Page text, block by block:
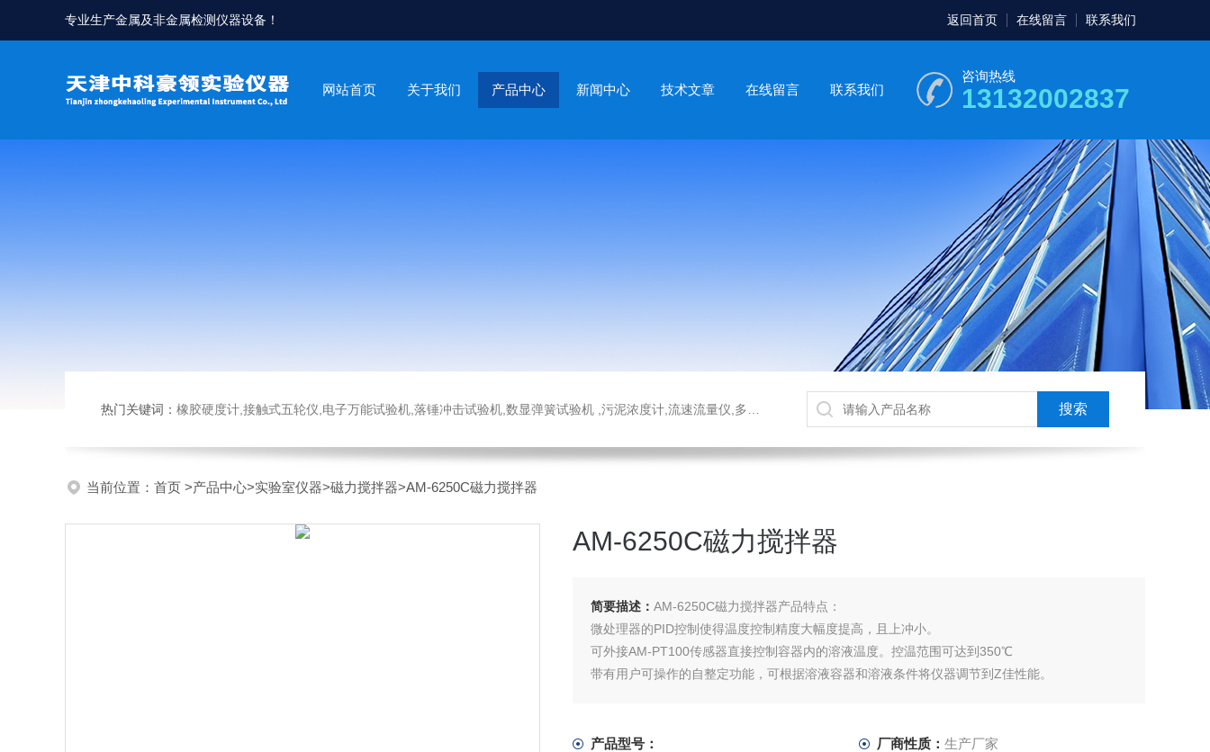
专业生产金属及非金属检测仪器设备！ 返回首页 在线留言 联系我们
咨询热线
13132002837
网站首页 关于我们 产品中心 新闻中心 技术文章 在线留言 联系我们
热门关键词： 橡胶硬度计,接触式五轮仪,电子万能试验机,落锤冲击试验机,数显弹簧试验机 ,污泥浓度计,流速流量仪,多普勒流速仪,手持式超声波流量计,电火花检漏仪
当前位置： 首页 >产品中心>实验室仪器>磁力搅拌器>AM-6250C磁力搅拌器
AM-6250C磁力搅拌器
简要描述： AM-6250C磁力搅拌器产品特点：
微处理器的PID控制使得温度控制精度大幅度提高，且上冲小。
可外接AM-PT100传感器直接控制容器内的溶液温度。控温范围可达到350℃
带有用户可操作的自整定功能，可根据溶液容器和溶液条件将仪器调节到Z佳性能。
产品型号： 厂商性质： 生产厂家